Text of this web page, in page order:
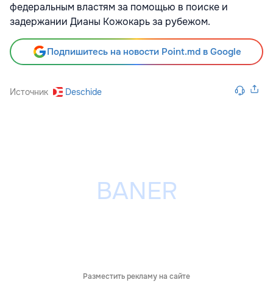
федеральным властям за помощью в поиске и
задержании Дианы Кожокарь за рубежом.
Подпишитесь на новости Point.md в Google
Источник Deschide
Разместить рекламу на сайте